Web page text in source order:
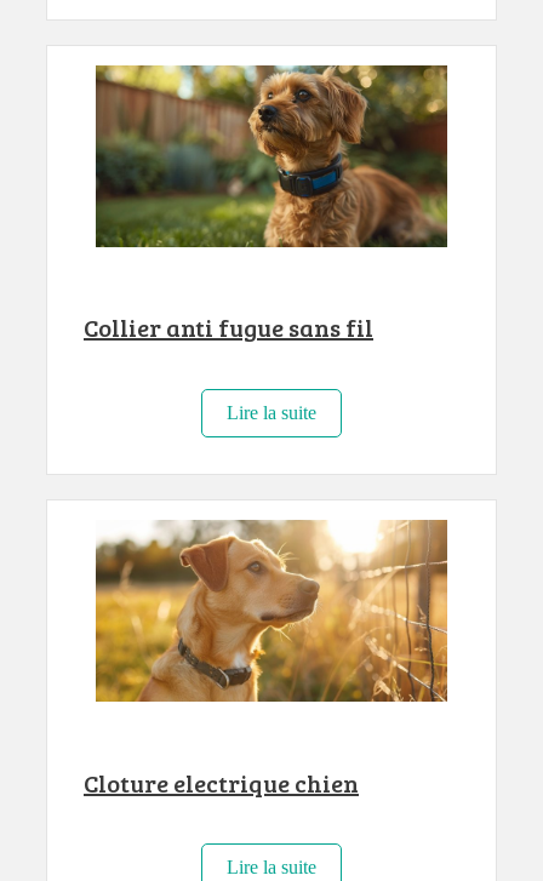
Collier anti fugue sans fil
Lire la suite
Cloture electrique chien
Lire la suite